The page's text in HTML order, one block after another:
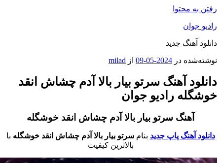
به محتوا
جوان
آهنگ جدید
در 2024-05-09 ازmilad
آهنگ سرتو بیار بالا آدم چشاش انقد
رادیو جوان
آهنگ سرتو بیار بالا آدم چشاش انقد خوشگله
دانلود آهنگ پاپ جدید بنامسرتو بیار بالا آدم چشاش انقد خوشگلهبا
بالاترین کیفیت